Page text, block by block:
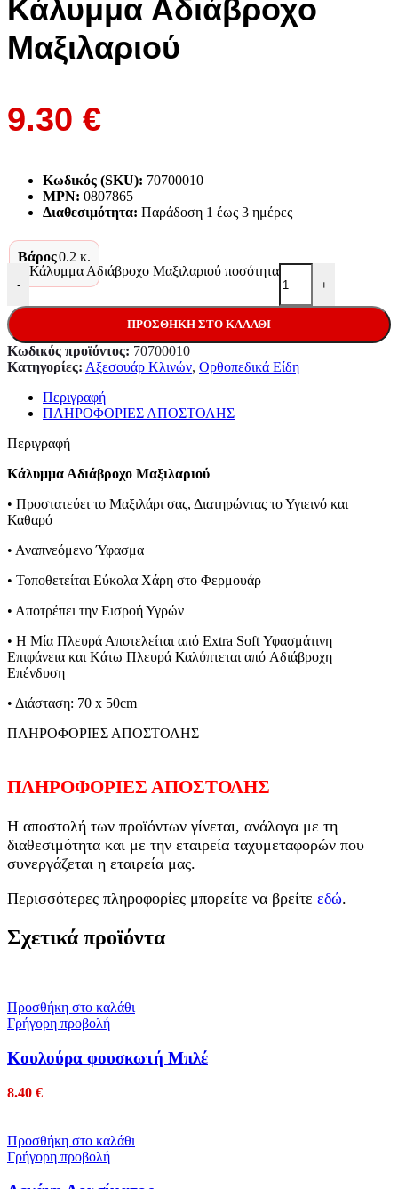
Κάλυμμα Αδιάβροχο
Μαξιλαριού
9.30 €
Κωδικός (SKU): 70700010
MPN: 0807865
Διαθεσιμότητα: Παράδoση 1 έως 3 ημέρες
Βάρος0.2 κ.
-
Κάλυμμα Αδιάβροχο Μαξιλαριού ποσότητα
+
ΠΡΟΣΘΉΚΗ ΣΤΟ ΚΑΛΆΘΙ
Κωδικός προϊόντος: 70700010
Κατηγορίες: Αξεσουάρ Κλινών, Ορθοπεδικά Είδη
Περιγραφή
ΠΛΗΡΟΦΟΡΙΕΣ ΑΠΟΣΤΟΛΗΣ
Περιγραφή
Κάλυμμα Αδιάβροχο Μαξιλαριού
• Προστατεύει το Μαξιλάρι σας, Διατηρώντας το Υγιεινό και
Καθαρό
• Αναπνεόμενο Ύφασμα
• Τοποθετείται Εύκολα Χάρη στο Φερμουάρ
• Αποτρέπει την Εισροή Υγρών
• Η Μία Πλευρά Αποτελείται από Εxtra Soft Υφασμάτινη
Eπιφάνεια και Kάτω Πλευρά Καλύπτεται από Aδιάβροχη
Επένδυση
• Διάσταση: 70 x 50cm
ΠΛΗΡΟΦΟΡΙΕΣ ΑΠΟΣΤΟΛΗΣ
ΠΛΗΡΟΦΟΡΙΕΣ ΑΠΟΣΤΟΛΗΣ
Η αποστολή των προϊόντων γίνεται, ανάλογα με τη
διαθεσιμότητα και με την εταιρεία ταχυμεταφορών που
συνεργάζεται η εταιρεία μας.
Περισσότερες πληροφορίες μπορείτε να βρείτε εδώ.
Σχετικά προϊόντα
Προσθήκη στο καλάθι
Γρήγορη προβολή
Κουλούρα φουσκωτή Μπλέ
8.40 €
Προσθήκη στο καλάθι
Γρήγορη προβολή